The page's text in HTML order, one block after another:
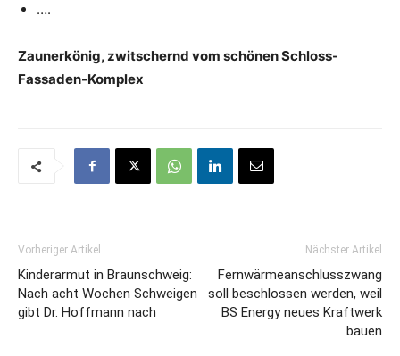
….
Zaunerkönig, zwitschernd vom schönen Schloss-
Fassaden-Komplex
Vorheriger Artikel
Kinderarmut in Braunschweig:
Nach acht Wochen Schweigen
gibt Dr. Hoffmann nach
Nächster Artikel
Fernwärmeanschlusszwang
soll beschlossen werden, weil
BS Energy neues Kraftwerk
bauen